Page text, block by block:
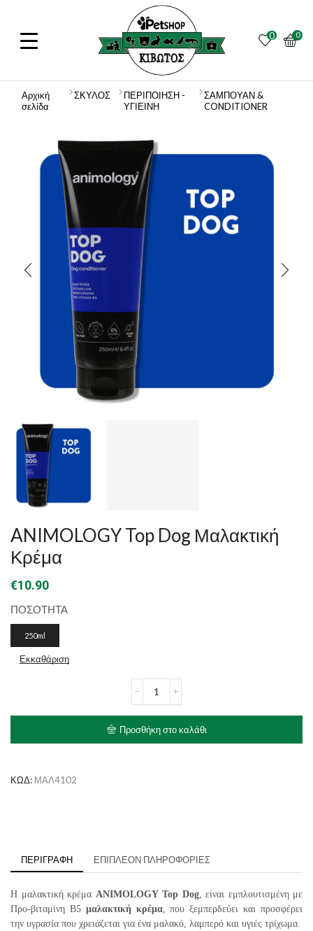
0 0
Αρχική
σελίδα
ΣΚΥΛΟΣ
ΠΕΡΙΠΟΙΗΣΗ -
ΥΓΙΕΙΝΗ
ΣΑΜΠΟΥΑΝ &
CONDITIONER
ANIMOLOGY Top Dog Μαλακτική
Κρέμα
€10.90
ΠΟΣΟΤΗΤΑ
250ml
Εκκαθάριση
Κρέμα
ποσότητα
Προσθήκη στο καλάθι
ΚΩΔ: ΜΑΛ4102
ΠΕΡΙΓΡΑΦΉ ΕΠΙΠΛΈΟΝ ΠΛΗΡΟΦΟΡΊΕΣ
Η μαλακτική κρέμα ANIMOLOGY Top Dog, είναι εμπλουτισμένη με
Προ-βιταμίνη Β5 μαλακτική κρέμα, που ξεμπερδεύει και προσφέρει
την υγρασία που χρειάζεται για ένα μαλακό, λαμπερό και υγιές τρίχωμα.